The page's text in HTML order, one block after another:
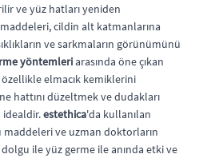
ve yüz hatları yeniden
cildin alt katmanlarına
ve sarkmaların görünümünü
yöntemleriarasında öne çıkan
elmacık kemiklerini
hattını düzeltmek ve dudakları
idealdir.estethica'da kullanılan
ve uzman doktorların
ile yüz germe ile anında etki ve